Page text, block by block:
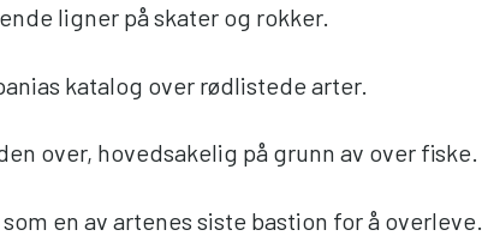
ligner på skater og rokker.
katalog over rødlistede arter.
over, hovedsakelig på grunn av over fiske.
en av artenes siste bastion for å overleve.